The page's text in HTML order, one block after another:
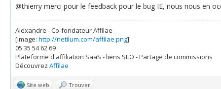
@thierry merci pour le feedback pour le bug IE, nous nous en
Alexandre - Co-fondateur Affilae
[Image: http://netilum.com/affilae.png]
05 35 54 62 69
Plateforme d'affiliation SaaS - liens SEO - Partage de commissions
Découvrez Affilae
Site web Trouver